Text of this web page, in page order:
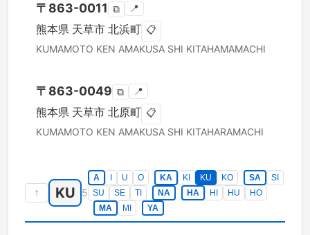
〒 863-0011 ⧉ 📍
熊本県 天草市 北浜町 📋
KUMAMOTO KEN AMAKUSA SHI KITAHAMAMACHI
〒 863-0049 ⧉ 📍
熊本県 天草市 北原町 📋
KUMAMOTO KEN AMAKUSA SHI KITAHARAMACHI
↑ KU 5
A U O KA KI KU KO SA
SI
SU
SE TI NA HA HI HU
HO
MA
MI YA